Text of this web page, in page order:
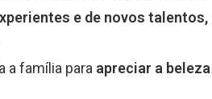
e de novos talentos,
a família para apreciar a